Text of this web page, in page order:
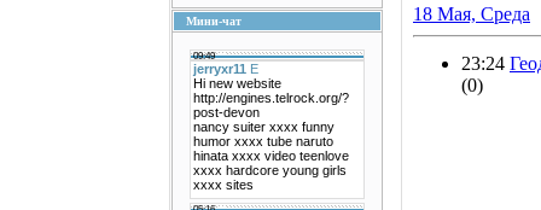
Мини-чат 18 Мая, Среда
23:24
(0)